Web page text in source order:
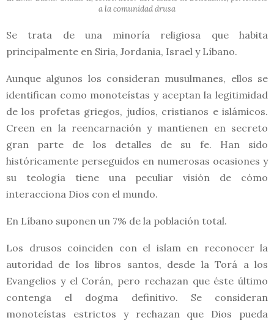
a la comunidad drusa
Se trata de una minoría religiosa que habita
principalmente en Siria, Jordania, Israel y Líbano.
Aunque algunos los consideran musulmanes, ellos se
identifican como monoteístas y aceptan la legitimidad
de los profetas griegos, judíos, cristianos e islámicos.
Creen en la reencarnación y mantienen en secreto
gran parte de los detalles de su fe. Han sido
históricamente perseguidos en numerosas ocasiones y
su teología tiene una peculiar visión de cómo
interacciona Dios con el mundo.
En Líbano suponen un 7% de la población total.
Los drusos coinciden con el islam en reconocer la
autoridad de los libros santos, desde la Torá a los
Evangelios y el Corán, pero rechazan que éste último
contenga el dogma definitivo. Se consideran
monoteístas estrictos y rechazan que Dios pueda